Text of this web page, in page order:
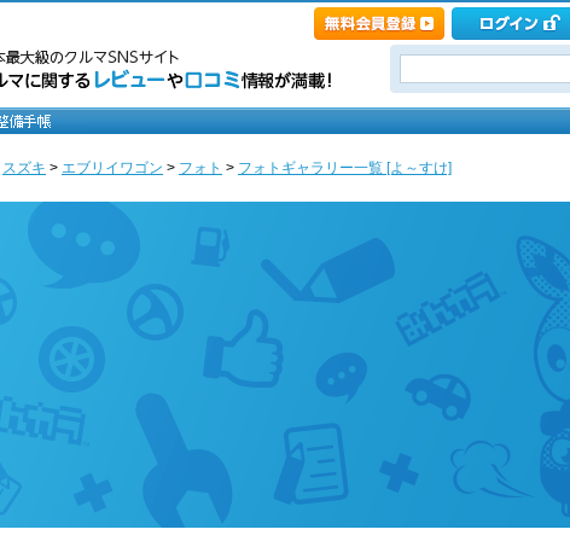
スズキ > エブリイワゴン > フォト > フォトギャラリー一覧 [よ～すけ]